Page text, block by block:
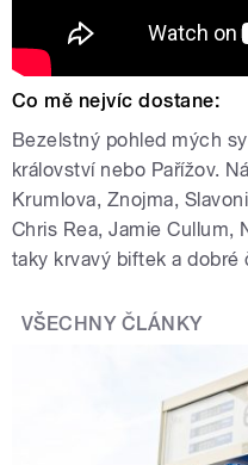
Co mě nejvíc dostane:
Bezelstný pohled mých
království nebo Pařížov.
Krumlova, Znojma,
Chris Rea, Jamie Cullum,
taky krvavý biftek a dobré
VŠECHNY ČLÁNKY